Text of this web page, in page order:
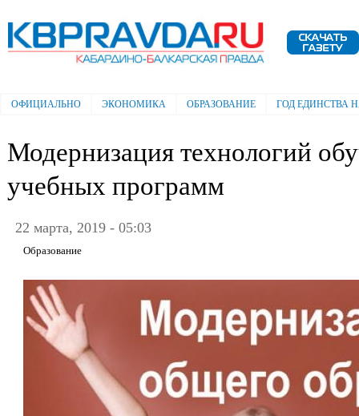
Электронная газета "Кабардино-
Балкарская правда"
Главное меню
ОФИЦИАЛЬНО ЭКОНОМИКА ОБРАЗОВАНИЕ ГОД ЕДИНСТВА
Модернизация технологий
учебных программ
22 марта, 2019 - 05:03
Образование